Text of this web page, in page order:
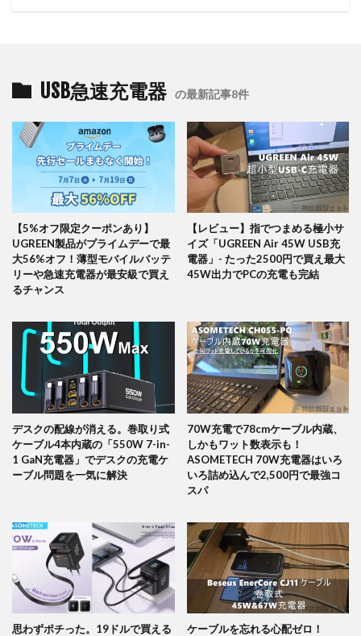
USB急速充電器 の最新記事8件
【5%オフ限定クーポンあり】
UGREEN製品がプライムデーで最
大56%オフ！薄型モバイルバッテ
リーや急速充電器が最安級で買え
るチャンス
【レビュー】指でつまめる極小サ
イズ「UGREEN Air 45W USB充
電器」- たった2500円で買え最大
45W出力でPCの充電も完結
デスクの配線が消える。巻取り式
ケーブル4本内蔵の「550W 7-in-
1 GaN充電器」でデスクの充電ケ
ーブル問題を一気に解決
70W充電で78cmケーブル内蔵、
しかもワット数表示も！
ASOMETECH 70W充電器はいろ
いろ詰め込んで2,500円で最強コ
スパ
思わずポチった。19ドルで買える
ケーブルを忘れる心配ゼロ！